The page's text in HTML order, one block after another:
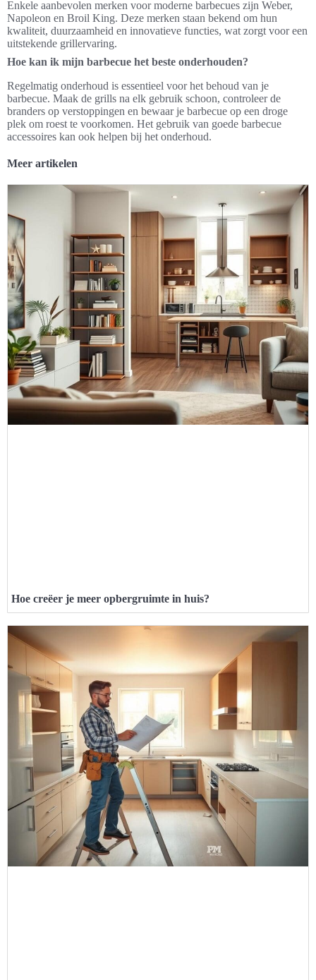
Enkele aanbevolen merken voor moderne barbecues zijn Weber,
Napoleon en Broil King. Deze merken staan bekend om hun
kwaliteit, duurzaamheid en innovatieve functies, wat zorgt voor een
uitstekende grillervaring.
Hoe kan ik mijn barbecue het beste onderhouden?
Regelmatig onderhoud is essentieel voor het behoud van je
barbecue. Maak de grills na elk gebruik schoon, controleer de
branders op verstoppingen en bewaar je barbecue op een droge
plek om roest te voorkomen. Het gebruik van goede barbecue
accessoires kan ook helpen bij het onderhoud.
Meer artikelen
Hoe creëer je meer opbergruimte in huis?